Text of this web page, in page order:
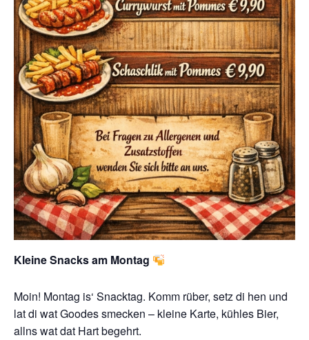
Kleine Snacks am Montag
Moin! Montag is‘ Snacktag. Komm rüber, setz di hen und
lat di wat Goodes smecken – kleine Karte, kühles Bier,
allns wat dat Hart begehrt.